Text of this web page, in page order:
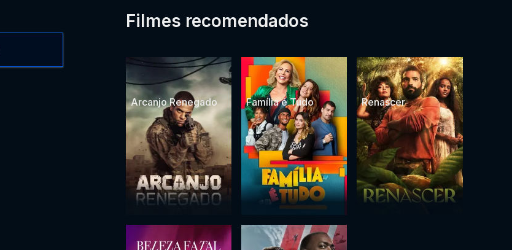
Filmes recomendados
Arcanjo Renegado Família é Tudo Renascer